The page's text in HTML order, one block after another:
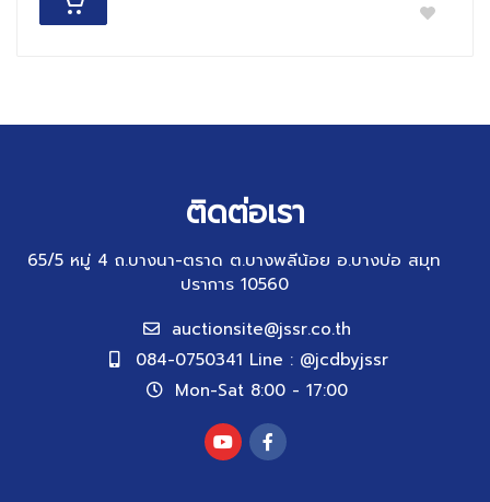
ติดต่อเรา
65/5 หมู่ 4 ถ.บางนา-ตราด ต.บางพลีน้อย อ.บางบ่อ สมุท
ปราการ 10560
auctionsite@jssr.co.th
084-0750341 Line : @jcdbyjssr
Mon-Sat 8:00 - 17:00